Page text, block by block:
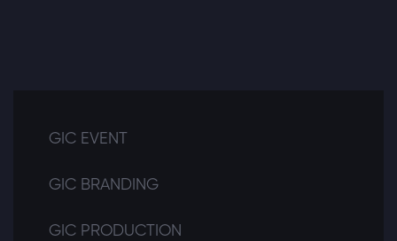
GIC EVENT
GIC BRANDING
GIC PRODUCTION